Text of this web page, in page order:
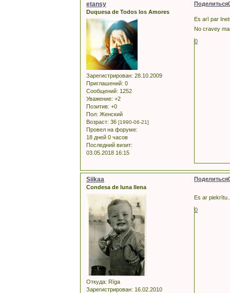
Поделиться
etansy
Duquesa de Todos los Amores
Зарегистрирован: 28.10.2009
Приглашений: 0
Сообщений: 1252
Уважение: +2
Позитив: +0
Пол: Женский
Возраст: 36 [1990-06-21]
Провел на форуме:
18 дней 0 часов
Последний визит:
03.05.2018 16:15
Es arī par
No cravey
0
Поделиться
Siikaa
Condesa de luna llena
Откуда: Rīga
Зарегистрирован: 16.02.2010
Es ar
0